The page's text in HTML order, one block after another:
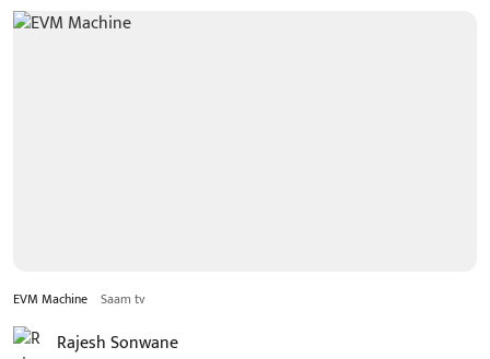
EVM Machine Saam tv
Rajesh Sonwane